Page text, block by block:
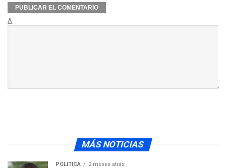
Δ
MÁS NOTICIAS
POLÍTICA 2 meses atrás